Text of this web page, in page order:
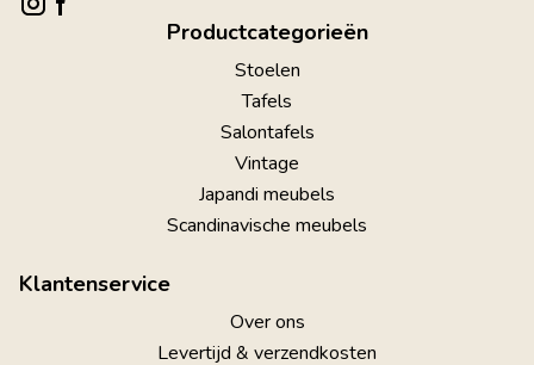
Productcategorieën
Stoelen
Tafels
Salontafels
Vintage
Japandi meubels
Scandinavische meubels
Klantenservice
Over ons
Levertijd & verzendkosten